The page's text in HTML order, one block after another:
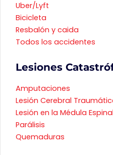
Uber/Lyft
Bicicleta
Resbalón y caida
Todos los accidentes
Lesiones
Amputaciones
Lesión Cerebral
Lesión en la Médula Espinal
Parálisis
Quemaduras